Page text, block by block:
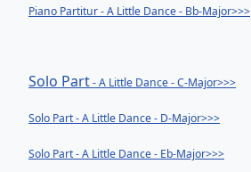
Piano Partitur - A Little Dance - Bb-Major>>>
Solo Part- A Little Dance - C-Major>>>
Solo Part- A Little Dance - D-Major>>>
Solo Part- A Little Dance - Eb-Major>>>